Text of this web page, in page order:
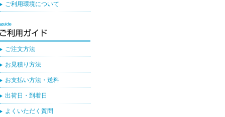
ご利用環境について
ご注文方法
お見積り方法
お支払い方法・送料
出荷日・到着日
よくいただく質問